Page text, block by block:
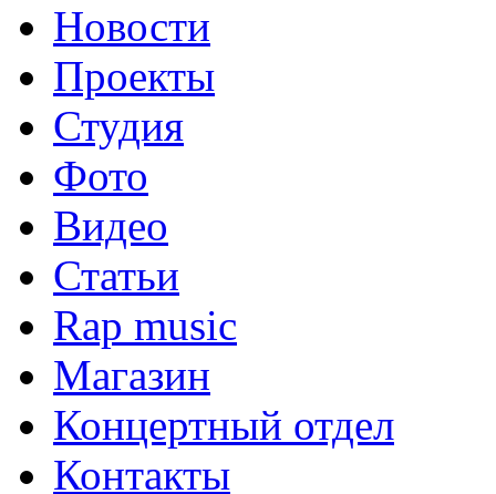
Новости
Проекты
Студия
Фото
Видео
Статьи
Rap music
Магазин
Концертный отдел
Контакты